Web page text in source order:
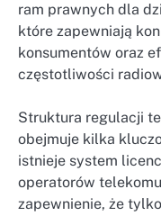
ram prawnych dla
które zapewniają
konsumentów oraz
częstotliwości
Struktura regulacji
obejmuje kilka
istnieje system
operatorów
zapewnienie, że